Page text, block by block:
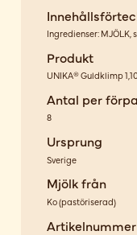
Ingredienser:
Produkt
UNIKA® Guldklimp
Antal per
8
Ursprung
Sverige
Mjölk från
Ko(pastöriserad)
Artikelnummer